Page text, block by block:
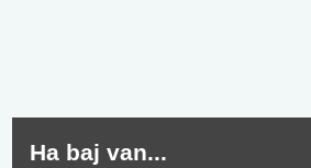
Ha baj van...